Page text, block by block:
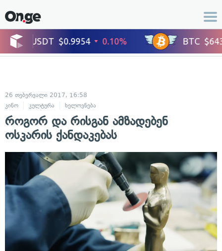
26 თებერვალი 2017, 16:58
კინო
კულტურა ხელოვნება
როგორ და რისგან ამზადებენ
ოსკარის ქანდაკებას